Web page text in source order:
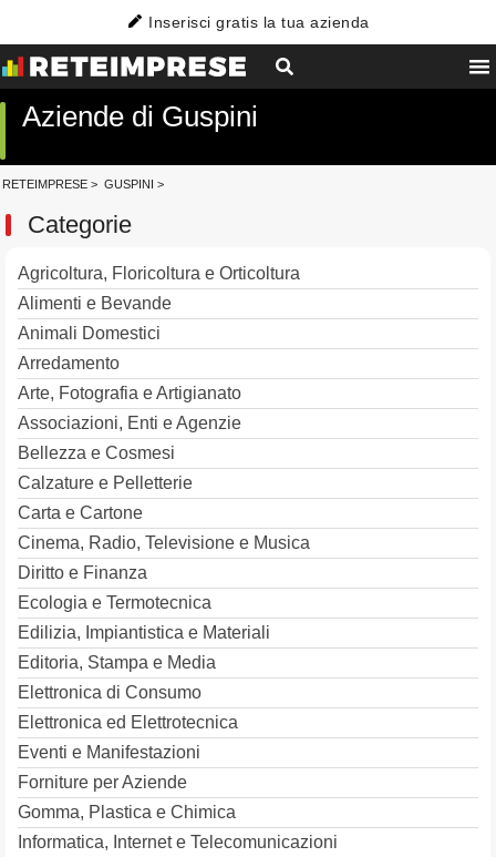
Inserisci gratis la tua azienda
Aziende di Guspini
RETEIMPRESE > GUSPINI >
Categorie
Agricoltura, Floricoltura e Orticoltura
Alimenti e Bevande
Animali Domestici
Arredamento
Arte, Fotografia e Artigianato
Associazioni, Enti e Agenzie
Bellezza e Cosmesi
Calzature e Pelletterie
Carta e Cartone
Cinema, Radio, Televisione e Musica
Diritto e Finanza
Ecologia e Termotecnica
Edilizia, Impiantistica e Materiali
Editoria, Stampa e Media
Elettronica di Consumo
Elettronica ed Elettrotecnica
Eventi e Manifestazioni
Forniture per Aziende
Gomma, Plastica e Chimica
Informatica, Internet e Telecomunicazioni